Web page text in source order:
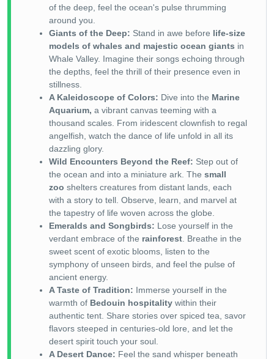
of the deep, feel the ocean's pulse thrumming
around you.
Giants of the Deep: Stand in awe before life-size
models of whales and majestic ocean giants in
Whale Valley. Imagine their songs echoing through
the depths, feel the thrill of their presence even in
stillness.
A Kaleidoscope of Colors: Dive into the Marine
Aquarium, a vibrant canvas teeming with a
thousand scales. From iridescent clownfish to regal
angelfish, watch the dance of life unfold in all its
dazzling glory.
Wild Encounters Beyond the Reef: Step out of
the ocean and into a miniature ark. The small
zoo shelters creatures from distant lands, each
with a story to tell. Observe, learn, and marvel at
the tapestry of life woven across the globe.
Emeralds and Songbirds: Lose yourself in the
verdant embrace of the rainforest . Breathe in the
sweet scent of exotic blooms, listen to the
symphony of unseen birds, and feel the pulse of
ancient energy.
A Taste of Tradition: Immerse yourself in the
warmth of Bedouin hospitality within their
authentic tent. Share stories over spiced tea, savor
flavors steeped in centuries-old lore, and let the
desert spirit touch your soul.
A Desert Dance: Feel the sand whisper beneath